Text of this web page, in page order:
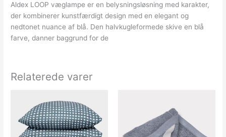
Aldex LOOP væglampe er en belysningsløsning med karakter,
der kombinerer kunstfærdigt design med en elegant og
nedtonet nuance af blå. Den halvkugleformede skive en blå
farve, danner baggrund for de
Relaterede varer